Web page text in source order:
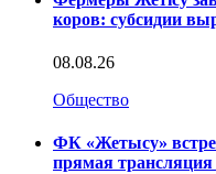
коров: субсидии
08.08.26
Общество
ФК «Жетысу»
прямая трансляция